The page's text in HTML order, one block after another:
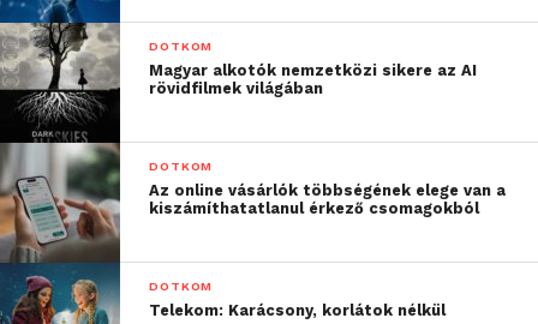
DOTKOM
Magyar alkotók nemzetközi sikere az AI
rövidfilmek világában
DOTKOM
Az online vásárlók többségének elege van a
kiszámíthatatlanul érkező csomagokból
DOTKOM
Telekom: Karácsony, korlátok nélkül